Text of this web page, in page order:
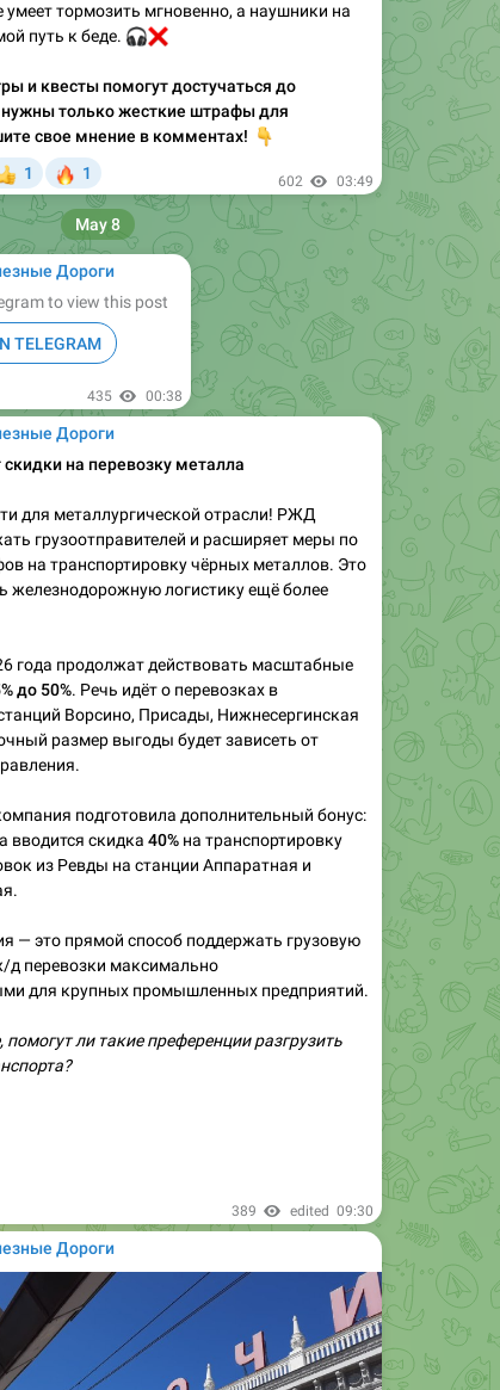
умеет тормозить мгновенно, а наушники на
путь к беде.
и квесты помогут достучаться до
нужны только жесткие штрафы для
свое мнение в комментах!
👇
1 1 602 03:49
Дороги
to view this post
TELEGRAM
435 00:38
May 8
Дороги
на перевозку металла
для металлургической отрасли! РЖД
грузоотправителей и расширяет меры по
на транспортировку чёрных металлов. Это
железнодорожную логистику ещё более
года продолжат действовать масштабные
до 50%. Речь идёт о перевозках в
Ворсино, Присады, Нижнесергинская
размер выгоды будет зависеть от
подготовила дополнительный бонус:
вводится скидка 40% на транспортировку
из Ревды на станции Аппаратная и
— это прямой способ поддержать грузовую
д перевозки максимально
для крупных промышленных предприятий.
помогут ли такие преференции разгрузить
389 edited 09:30
Дороги